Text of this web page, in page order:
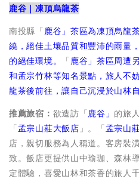
鹿谷｜凍頂烏龍茶
南投縣「鹿谷」茶區為凍頂烏龍
繞，絕佳土壤品質和豐沛的雨量
的絕佳環境。
「鹿谷」茶區周遭
和孟宗竹林等知名景點，旅人不
龍茶後前往，讓自己沉浸於山林自
推薦旅宿： 欲造訪「鹿谷」 的旅
「孟宗山莊大飯店」。「孟宗山
店，親切服務為人稱道。客房裝
致。飯店更提供山中瑜珈、森林
定體驗，喜愛山林和茶香的旅人